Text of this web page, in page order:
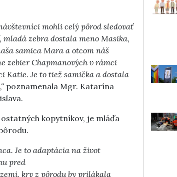
mohli celý pôrod sledovať
zebra dostala meno Masika,
samica Mara a otcom náš
zebier Chapmanových v rámci
Katie. Je to tiež samička a dostala
poznamenala Mgr. Katarína
kopytníkov, je mláďa
Je to adaptácia na život
pred
krv z pôrodu by prilákala